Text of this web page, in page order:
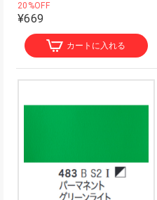
20%OFF
¥669
カートに入れる